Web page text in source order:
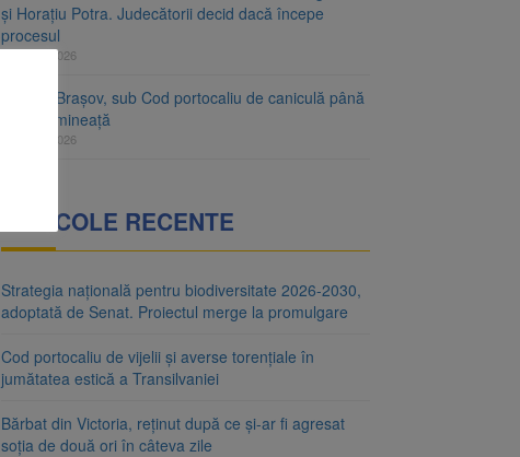
și Horațiu Potra. Judecătorii decid dacă începe
procesul
6 august 2026
Județul Brașov, sub Cod portocaliu de caniculă până
vineri dimineață
6 august 2026
ARTICOLE RECENTE
Strategia națională pentru biodiversitate 2026-2030,
adoptată de Senat. Proiectul merge la promulgare
Cod portocaliu de vijelii și averse torențiale în
jumătatea estică a Transilvaniei
Bărbat din Victoria, reținut după ce și-ar fi agresat
soția de două ori în câteva zile